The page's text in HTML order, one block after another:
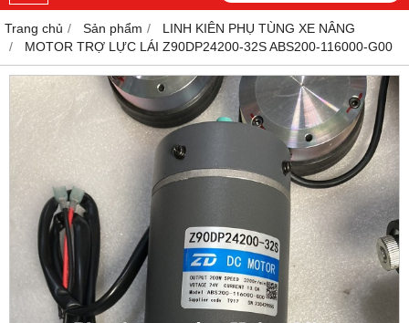
Trang chủ Sản phẩm
LINH KIÊN PHỤ TÙNG XE NÂNG
MOTOR TRỢ LỰC LÁI Z90DP24200-32S ABS200-116000-G00